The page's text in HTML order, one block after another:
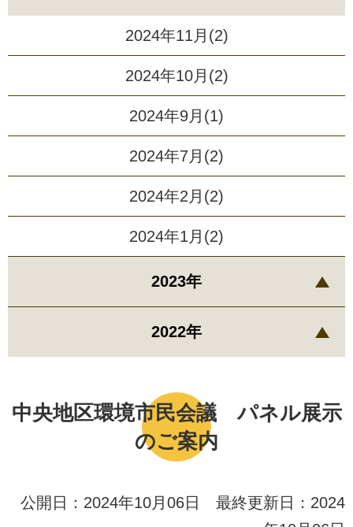
中央地区環境市民会議 パネル展示
のご案内
公開日：2024年10月06日 最終更新日：2024
2024年11月(2)
2024年10月(2)
2024年9月(1)
2024年7月(2)
2024年2月(2)
2024年1月(2)
2023年
2022年